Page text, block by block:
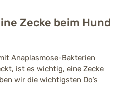
Zecke beim Hund
Anaplasmose-Bakterien
ist es wichtig, eine Zecke
wir die wichtigsten Do’s